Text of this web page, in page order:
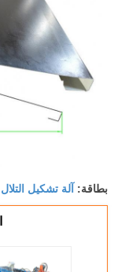
بطاقة: آلة تشكيل التلال